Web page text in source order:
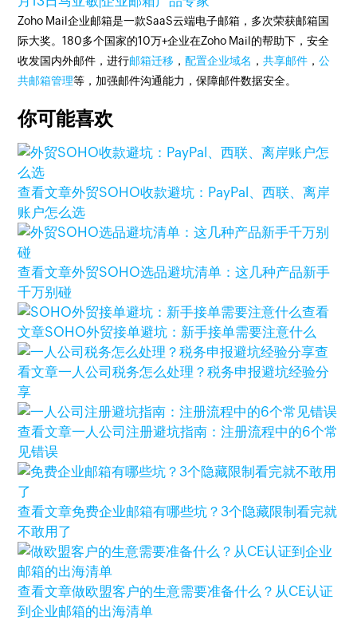
Zoho Mail企业邮箱是一款SaaS云端电子邮箱，多次荣获邮箱国
际大奖。180多个国家的10万+企业在Zoho Mail的帮助下，安全
收发国内外邮件，进行邮箱迁移 ，配置企业域名 ，共享邮件 ，公
共邮箱管理等，加强邮件沟通能力，保障邮件数据安全。
你可能喜欢
查看文章外贸SOHO收款避坑：PayPal、西联、离岸
账户怎么选
查看文章外贸SOHO选品避坑清单：这几种产品新手
千万别碰
查看
文章SOHO外贸接单避坑：新手接单需要注意什么
查
看文章一人公司税务怎么处理？税务申报避坑经验分
享
查看文章一人公司注册避坑指南：注册流程中的6个常
见错误
查看文章免费企业邮箱有哪些坑？3个隐藏限制看完就
不敢用了
查看文章做欧盟客户的生意需要准备什么？从CE认证
到企业邮箱的出海清单